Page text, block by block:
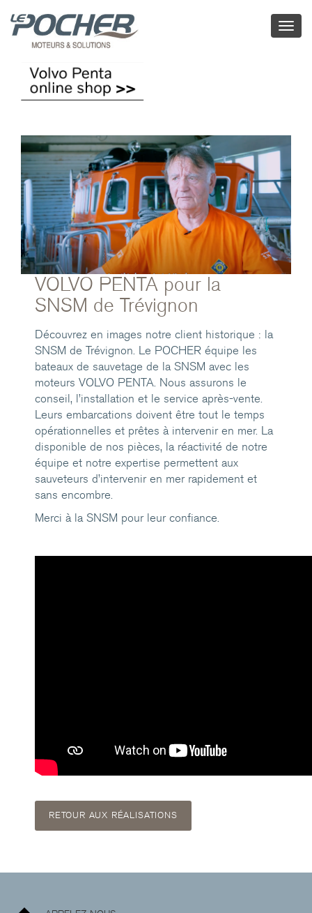
Toggle
VOLVO PENTA pour la
SNSM de Trévignon
Découvrez en images notre client historique : la
SNSM de Trévignon. Le POCHER équipe les
bateaux de sauvetage de la SNSM avec les
moteurs VOLVO PENTA. Nous assurons le
conseil, l’installation et le service après-vente.
Leurs embarcations doivent être tout le temps
opérationnelles et prêtes à intervenir en mer. La
disponible de nos pièces, la réactivité de notre
équipe et notre expertise permettent aux
sauveteurs d’intervenir en mer rapidement et
sans encombre.
Merci à la SNSM pour leur confiance.
RETOUR AUX RÉALISATIONS